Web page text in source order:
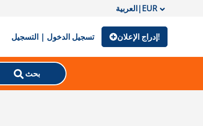
العربية|EUR
تسجيل الدخول | التسجيل إدراج الإعلان!
بحث